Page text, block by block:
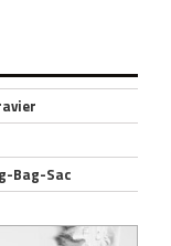
Bag-Sac